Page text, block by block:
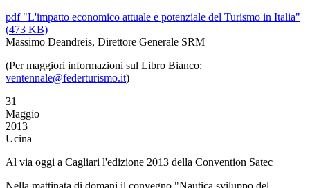
pdf"L'impatto economico attuale e potenziale del Turismo in Italia"
(473 KB)
Massimo Deandreis, Direttore Generale SRM
(Per maggiori informazioni sul Libro Bianco:
ventennale@federturismo.it)
31
Maggio
2013
Ucina
Al via oggi a Cagliari l'edizione 2013 della Convention Satec
Nella mattinata di domani il convegno "Nautica sviluppo del